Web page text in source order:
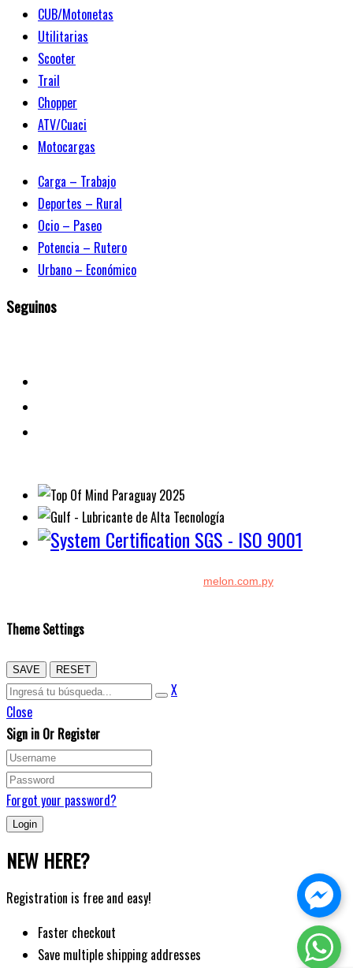
CUB/Motonetas
Utilitarias
Scooter
Trail
Chopper
ATV/Cuaci
Motocargas
Carga – Trabajo
Deportes – Rural
Ocio – Paseo
Potencia – Rutero
Urbano – Económico
Seguinos
melon.com.py
Theme Settings
SAVE RESET
X
Close
Sign in Or Register
Forgot your password?
NEW HERE?
Registration is free and easy!
Faster checkout
Save multiple shipping addresses